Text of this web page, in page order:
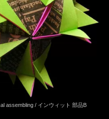
assembling / インウィット 部品B